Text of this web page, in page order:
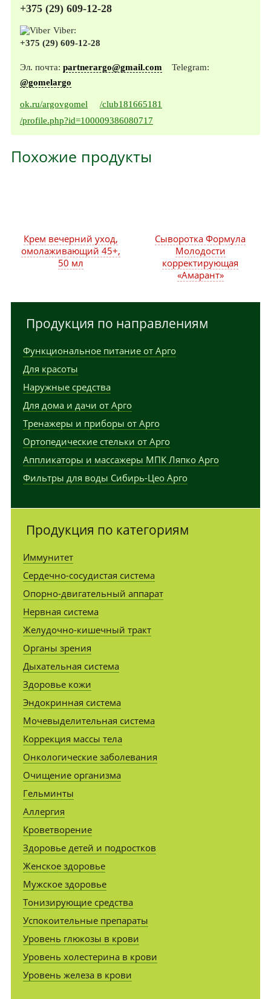
+375 (29) 609-12-28
Viber:
+375 (29) 609-12-28
Эл. почта: partnerargo@gmail.com Telegram:
@gomelargo
ok.ru/argovgomel
/club181665181
/profile.php?id=100009386080717
Похожие продукты
Крем вечерний уход,
омолаживающий 45+,
50 мл
Сыворотка Формула
Молодости
корректирующая
«Амарант»
Продукция по направлениям
Функциональное питание от Арго
Для красоты
Наружные средства
Для дома и дачи от Арго
Тренажеры и приборы от Арго
Ортопедические стельки от Арго
Аппликаторы и массажеры МПК Ляпко Арго
Фильтры для воды Сибирь-Цео Арго
Продукция по категориям
Иммунитет
Сердечно-сосудистая система
Опорно-двигательный аппарат
Нервная система
Желудочно-кишечный тракт
Органы зрения
Дыхательная система
Здоровье кожи
Эндокринная система
Мочевыделительная система
Коррекция массы тела
Онкологические заболевания
Очищение организма
Гельминты
Аллергия
Кроветворение
Здоровье детей и подростков
Женское здоровье
Мужское здоровье
Тонизирующие средства
Успокоительные препараты
Уровень глюкозы в крови
Уровень холестерина в крови
Уровень железа в крови